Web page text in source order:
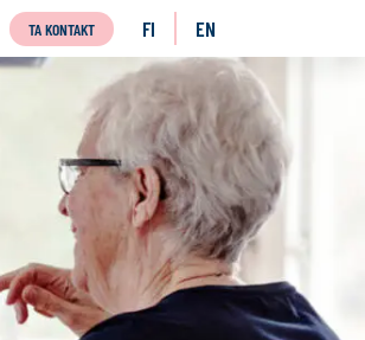
TA KONTAKT FI
SUOMI
EN
ENGLISH